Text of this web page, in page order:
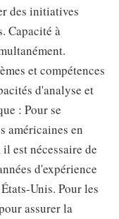
des initiatives
Capacité à
et compétences
d'analyse et
: Pour se
américaines en
est nécessaire de
d'expérience
Unis. Pour les
assurer la